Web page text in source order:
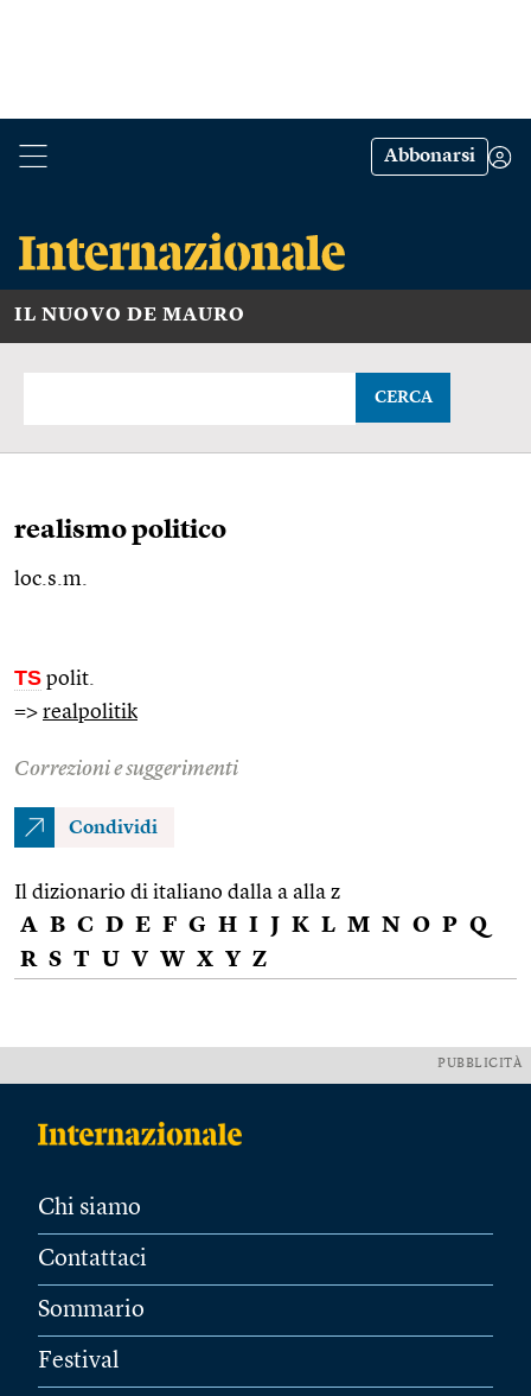
Abbonarsi
IL NUOVO DE MAURO
CERCA
realismo politico
loc.s.m.
TS polit.
=> realpolitik
Correzioni e suggerimenti
Condividi
Il dizionario di italiano dalla a alla z
A B C D E F G H I J K L M N O P Q
R S T U V W X Y Z
PUBBLICITÀ
Chi siamo
Contattaci
Sommario
Festival